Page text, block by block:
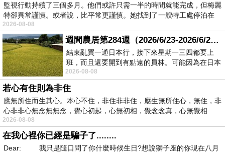
監視行動持續了三個多月。他們或許只需一半的時間就能完成，但梅麗
特卻異常謹慎。或者說，比平常更謹慎。她找到了一艘特工處停泊在
2026-08-08
週間農居第284週（2026/6/23-2026/6/24) 夏至 金黃稻浪洋溢豐收喜悅
結束亂買一通日本行，接下來星期一三四都要上
班，而且還要開到有點遠的員林。可能因為在日本
花不少錢，星期一出門上班時，心裡沒有一
2026-08-08
若心有住則為非住
應無所住而生其心。本心不住，非住非非住，應生無所住心，無住，非
心非非心無念無無念，覺心初起，心無初相，覺念念真，心無覺相
2026-08-08
在我心裡你已經是騙子了........
Dear: 我只是隨口問了你什麼時候生日?想說獅子座的你現在八月